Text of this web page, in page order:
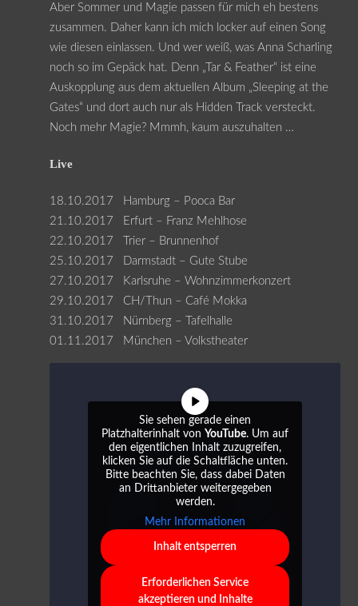
Aber Sommer und Magie passen für mich eh bestens
zusammen. Daher kann ich mich locker auf einen Song
wie diesen einlassen. Und wer weiß, was Anna Scharling
noch so im Gepäck hat. Denn „Tar & Feather“ ist eine
Auskopplung aus dem aktuellen Album „Sleeping at the
Gates“ und dort auch nur als Hidden Track versteckt.
Noch mehr Magie? Mmmh, kaum auszuhalten …
Live
18.10.2017 Hamburg – Pooca Bar
21.10.2017 Erfurt – Franz Mehlhose
22.10.2017 Trier – Brunnenhof
25.10.2017 Darmstadt – Gute Stube
27.10.2017 Karlsruhe – Wohnzimmerkonzert
29.10.2017 CH/Thun – Café Mokka
31.10.2017 Nürnberg – Tafelhalle
01.11.2017 München – Volkstheater
Sie sehen gerade einen
Platzhalterinhalt von YouTube. Um auf
den eigentlichen Inhalt zuzugreifen,
klicken Sie auf die Schaltfläche unten.
Bitte beachten Sie, dass dabei Daten
an Drittanbieter weitergegeben
werden.
Mehr Informationen
Inhalt entsperren
Erforderlichen Service
akzeptieren und Inhalte